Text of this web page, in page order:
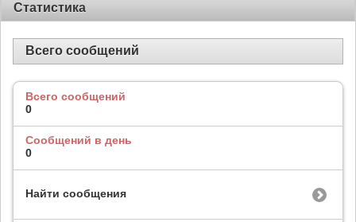
Статистика
Всего сообщений
Всего сообщений
0
Сообщений в день
0
Найти сообщения